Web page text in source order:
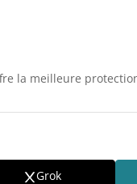
la meilleure
Grok